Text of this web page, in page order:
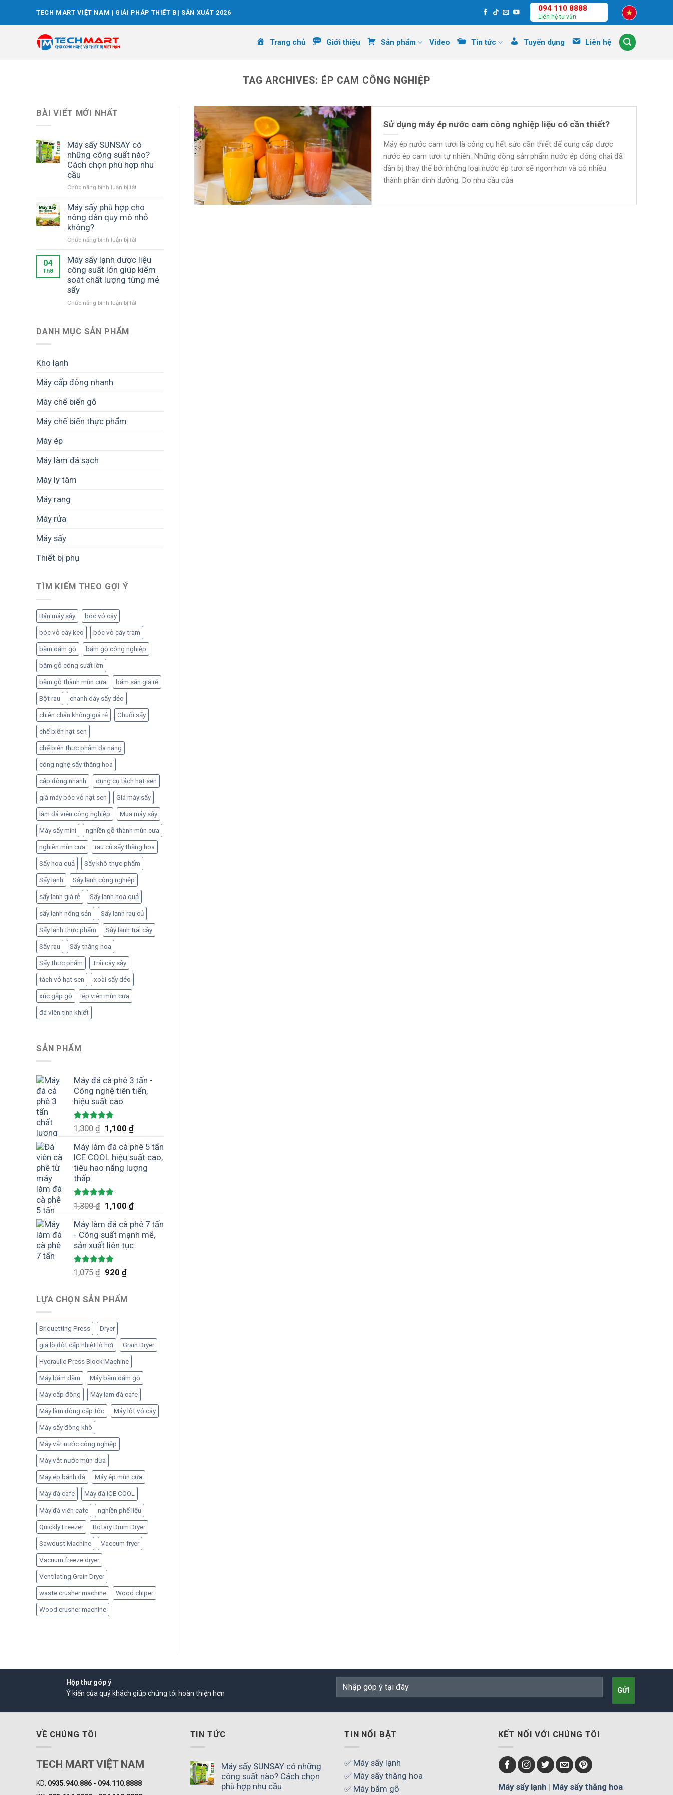
TECH MART VIỆT NAM | GIẢI PHÁP THIẾT BỊ SẢN XUẤT 2026 094 110 8888
Liên hệ tư vấn
Trang chủ Giới thiệu Sản phẩm Video Tin tức Tuyển dụng Liên hệ
TAG ARCHIVES: ÉP CAM CÔNG NGHIỆP
BÀI VIẾT MỚI NHẤT
Máy sấy SUNSAY có
những công suất nào?
Cách chọn phù hợp nhu
cầu
Chức năng bình luận bị tắt
sấy
SUNSAY
có
nào?
Cách
phù
Máy sấy phù hợp cho
nông dân quy mô nhỏ
không?
Chức năng bình luận bị tắt
sấy
phù
hợp
cho
04
Th8
Máy sấy lạnh dược liệu
công suất lớn giúp kiểm
soát chất lượng từng mẻ
sấy
Chức năng bình luận bị tắt
DANH MỤC SẢN PHẨM
Kho lạnh
Máy cấp đông nhanh
Máy chế biến gỗ
Máy chế biến thực phẩm
Máy ép
Máy làm đá sạch
Máy ly tâm
Máy rang
Máy rửa
Máy sấy
Thiết bị phụ
TÌM KIẾM THEO GỢI Ý
Bán máy sấy bóc vỏ cây
bóc vỏ cây keo bóc vỏ cây tràm
băm dăm gỗ băm gỗ công nghiệp
băm gỗ công suất lớn
băm gỗ thành mùn cưa băm sắn giá rẻ
Bột rau chanh dây sấy dẻo
chiên chân không giá rẻ Chuối sấy
chế biến hạt sen
chế biến thực phẩm đa năng
công nghệ sấy thăng hoa
cấp đông nhanh dụng cụ tách hạt sen
giá máy bóc vỏ hạt sen Giá máy sấy
làm đá viên công nghiệp Mua máy sấy
Máy sấy mini nghiền gỗ thành mùn cưa
nghiền mùn cưa rau củ sấy thăng hoa
Sấy hoa quả Sấy khô thực phẩm
Sấy lạnh Sấy lạnh công nghiệp
sấy lạnh giá rẻ Sấy lạnh hoa quả
sấy lạnh nông sản Sấy lạnh rau củ
Sấy lạnh thực phẩm Sấy lạnh trái cây
Sấy rau Sấy thăng hoa
Sấy thực phẩm Trái cây sấy
tách vỏ hạt sen xoài sấy dẻo
xúc gắp gỗ ép viên mùn cưa
đá viên tinh khiết
SẢN PHẨM
Máy đá cà phê 3 tấn -
Công nghệ tiên tiến,
hiệu suất cao
Được xếp
hạng
4.75
5 sao
1,300₫ Giá
là:
1,300 ₫.
1,100₫Giá
tại
là:
1,100 ₫.
Máy làm đá cà phê 5 tấn
ICE COOL hiệu suất cao,
tiêu hao năng lượng
thấp
Được xếp
hạng
5.00
5 sao
1,300₫ Giá
là:
1,300 ₫.
1,100₫Giá
tại
là:
1,100 ₫.
Máy làm đá cà phê 7 tấn
- Công suất mạnh mẽ,
sản xuất liên tục
Được xếp
hạng
5.00
1,075₫ Giá
1,075 ₫.
920₫Giá
là:
LỰA CHỌN SẢN PHẨM
Briquetting Press Dryer
giá lò đốt cấp nhiệt lò hơi Grain Dryer
Hydraulic Press Block Machine
Máy băm dăm Máy băm dăm gỗ
Máy cấp đông Máy làm đá cafe
Máy làm đông cấp tốc Máy lột vỏ cây
Máy sấy đông khô
Máy vắt nước công nghiệp
Máy vắt nước mùn dừa
Máy ép bánh đà Máy ép mùn cưa
Máy đá cafe Máy đá ICE COOL
Máy đá viên cafe nghiền phế liệu
Quickly Freezer Rotary Drum Dryer
Sawdust Machine Vaccum fryer
Vacuum freeze dryer
Ventilating Grain Dryer
waste crusher machine Wood chiper
Wood crusher machine
Sử dụng máy ép nước cam công nghiệp liệu có cần thiết?
Máy ép nước cam tươi là công cụ hết sức cần thiết để cung cấp được
nước ép cam tươi tự nhiên. Những dòng sản phẩm nước ép đóng chai đã
dần bị thay thế bởi những loại nước ép tươi sẽ ngon hơn và có nhiều
thành phần dinh dưỡng. Do nhu cầu của
Hộp thư góp ý
Ý kiến của quý khách giúp chúng tôi hoàn thiện hơn
VỀ CHÚNG TÔI
TECH MART VIỆT NAM
KD: 0935.940.886 - 094.110.8888
TIN TỨC
Máy sấy SUNSAY có những
công suất nào? Cách chọn
phù hợp nhu cầu
TIN NỔI BẬT
✅ Máy sấy lạnh
✅ Máy sấy thăng hoa
✅ Máy băm gỗ
KẾT NỐI VỚI CHÚNG TÔI
Máy sấy lạnh| Máy sấy thăng hoa